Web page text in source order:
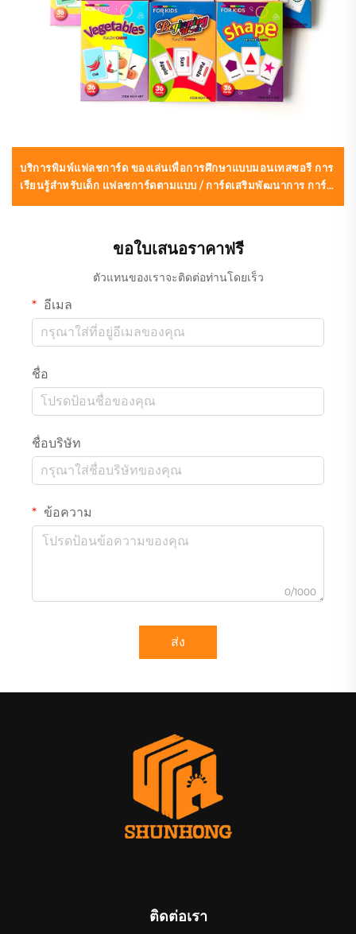
บริการพิมพ์แฟลชการ์ด ของเล่นเพื่อการศึกษาแบบมอนเทสซอรี การ
เรียนรู้สำหรับเด็ก แฟลชการ์ดตามแบบ / การ์ดเสริมพัฒนาการ การ์ด
ขอใบเสนอราคาฟรี
ตัวแทนของเราจะติดต่อท่านโดยเร็ว
อีเมล
ชื่อ
ชื่อบริษัท
ข้อความ
0/1000
ส่ง
ติดต่อเรา